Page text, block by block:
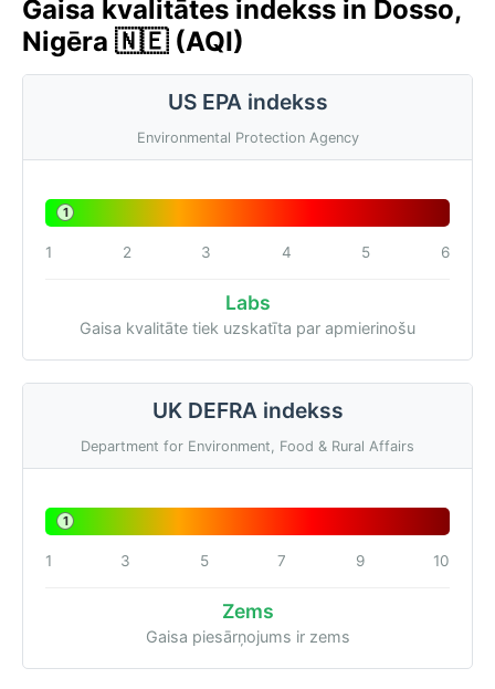
Gaisa kvalitātes indekss in Dosso,
Nigēra 🇳🇪 (AQI)
US EPA indekss
Environmental Protection Agency
1
1 2 3 4 5 6
Labs
Gaisa kvalitāte tiek uzskatīta par apmierinošu
UK DEFRA indekss
Department for Environment, Food & Rural Affairs
1
1 3 5 7 9 10
Zems
Gaisa piesārņojums ir zems